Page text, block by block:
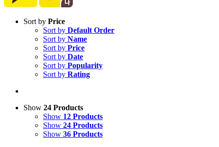
Sort by Price
Sort by Default Order
Sort by Name
Sort by Price
Sort by Date
Sort by Popularity
Sort by Rating
Show 24 Products
Show 12 Products
Show 24 Products
Show 36 Products